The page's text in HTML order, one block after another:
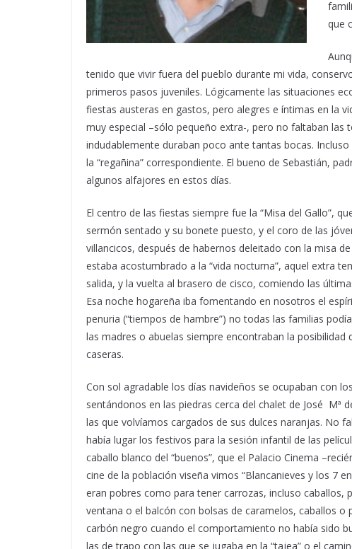
que
tenido que vivir fuera del pueblo durante mi vida,
primeros pasos juveniles. Lógicamente las situaciones
fiestas austeras en gastos, pero alegres e íntimas en la
muy especial –sólo pequeño extra-, pero no faltaban las
indudablemente duraban poco ante tantas bocas.
la “regañina” correspondiente. El bueno de Sebastián,
algunos alfajores en estos días.
El centro de las fiestas siempre fue la “Misa del Gallo”,
sermón sentado y su bonete puesto, y el coro de las
villancicos, después de habernos deleitado con la misa
estaba acostumbrado a la “vida nocturna”, aquel extra
salida, y la vuelta al brasero de cisco, comiendo las
Esa noche hogareña iba fomentando en nosotros el
penuria (“tiempos de hambre”) no todas las familias
las madres o abuelas siempre encontraban la
caseras.
Con sol agradable los días navideños se ocupaban con
sentándonos en las piedras cerca del chalet de José Mª
las que volvíamos cargados de sus dulces naranjas. No
había lugar los festivos para la sesión infantil de las
caballo blanco del “buenos”, que el Palacio Cinema
cine de la población viseña vimos “Blancanieves y los 7
eran pobres como para tener carrozas, incluso caballos,
ventana o el balcón con bolsas de caramelos, caballos
carbón negro cuando el comportamiento no había sido
las de trapo con las que se jugaba en la “tajea” o el